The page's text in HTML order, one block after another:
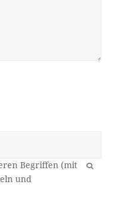
OK